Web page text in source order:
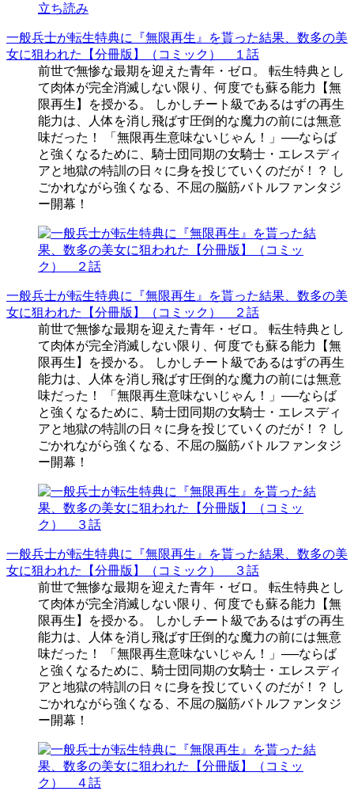
立ち読み
一般兵士が転生特典に『無限再生』を貰った結果、数多の美
女に狙われた【分冊版】（コミック） １話
前世で無惨な最期を迎えた青年・ゼロ。 転生特典とし
て肉体が完全消滅しない限り、何度でも蘇る能力【無
限再生】を授かる。 しかしチート級であるはずの再生
能力は、人体を消し飛ばす圧倒的な魔力の前には無意
味だった！ 「無限再生意味ないじゃん！」──ならば
と強くなるために、騎士団同期の女騎士・エレスディ
アと地獄の特訓の日々に身を投じていくのだが！？ し
ごかれながら強くなる、不屈の脳筋バトルファンタジ
ー開幕！
一般兵士が転生特典に『無限再生』を貰った結果、数多の美
女に狙われた【分冊版】（コミック） ２話
前世で無惨な最期を迎えた青年・ゼロ。 転生特典とし
て肉体が完全消滅しない限り、何度でも蘇る能力【無
限再生】を授かる。 しかしチート級であるはずの再生
能力は、人体を消し飛ばす圧倒的な魔力の前には無意
味だった！ 「無限再生意味ないじゃん！」──ならば
と強くなるために、騎士団同期の女騎士・エレスディ
アと地獄の特訓の日々に身を投じていくのだが！？ し
ごかれながら強くなる、不屈の脳筋バトルファンタジ
ー開幕！
一般兵士が転生特典に『無限再生』を貰った結果、数多の美
女に狙われた【分冊版】（コミック） ３話
前世で無惨な最期を迎えた青年・ゼロ。 転生特典とし
て肉体が完全消滅しない限り、何度でも蘇る能力【無
限再生】を授かる。 しかしチート級であるはずの再生
能力は、人体を消し飛ばす圧倒的な魔力の前には無意
味だった！ 「無限再生意味ないじゃん！」──ならば
と強くなるために、騎士団同期の女騎士・エレスディ
アと地獄の特訓の日々に身を投じていくのだが！？ し
ごかれながら強くなる、不屈の脳筋バトルファンタジ
ー開幕！